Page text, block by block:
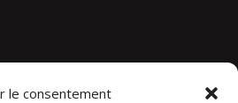
le consentement